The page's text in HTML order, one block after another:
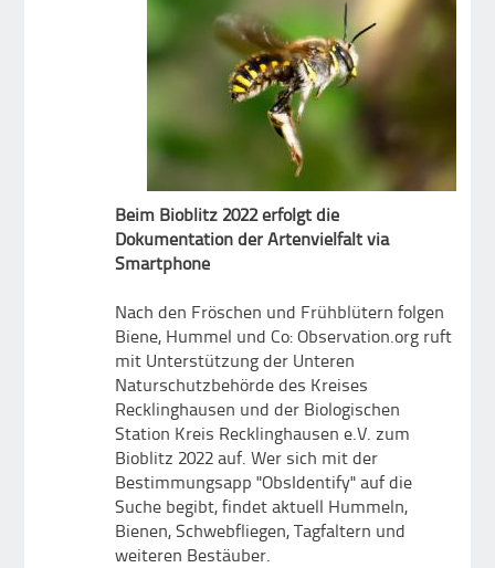
Beim Bioblitz 2022 erfolgt die
Dokumentation der Artenvielfalt via
Smartphone
Nach den Fröschen und Frühblütern folgen
Biene, Hummel und Co: Observation.org ruft
mit Unterstützung der Unteren
Naturschutzbehörde des Kreises
Recklinghausen und der Biologischen
Station Kreis Recklinghausen e.V. zum
Bioblitz 2022 auf. Wer sich mit der
Bestimmungsapp "ObsIdentify" auf die
Suche begibt, findet aktuell Hummeln,
Bienen, Schwebfliegen, Tagfaltern und
weiteren Bestäuber.